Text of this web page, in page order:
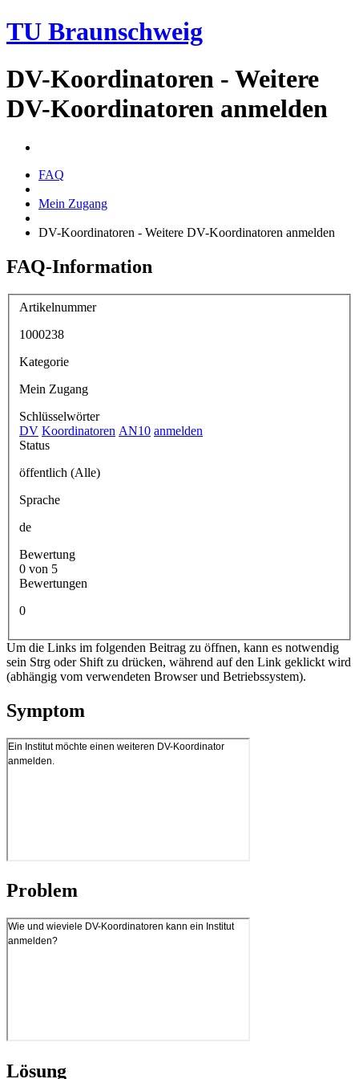
TU Braunschweig
DV-Koordinatoren - Weitere
DV-Koordinatoren anmelden
FAQ
Mein Zugang
DV-Koordinatoren - Weitere DV-Koordinatoren anmelden
FAQ-Information
Artikelnummer
1000238
Kategorie
Mein Zugang
Schlüsselwörter
DV Koordinatoren AN10 anmelden
Status
öffentlich (Alle)
Sprache
de
Bewertung
0 von 5
Bewertungen
0
Um die Links im folgenden Beitrag zu öffnen, kann es notwendig
sein Strg oder Shift zu drücken, während auf den Link geklickt wird
(abhängig vom verwendeten Browser und Betriebssystem).
Symptom
Problem
Lösung